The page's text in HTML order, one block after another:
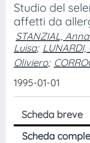
Studio del
affetti da
STANZIAL,
Luisa;
Oliviero;
1995-01-01
Scheda breve
Scheda